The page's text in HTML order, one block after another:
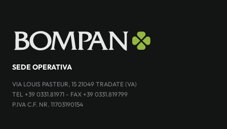
SEDE OPERATIVA
VIA LOUIS PASTEUR, 15 21049 TRADATE (VA)
TEL +39 0331.81971 - FAX +39 0331.819799
P.IVA C.F. NR. 11703190154